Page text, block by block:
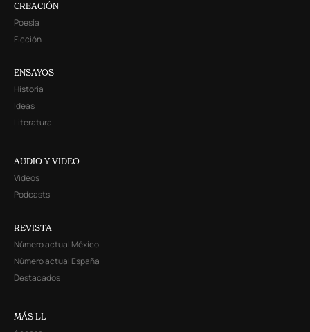
CREACIÓN
Poesía
Ficción
ENSAYOS
Historia
Ideas
Literatura
AUDIO Y VIDEO
Videos
Podcasts
REVISTA
Número actual México
Número actual España
Destacados
MÁS LL